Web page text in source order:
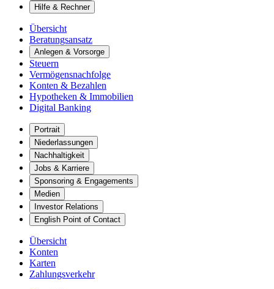
Hilfe & Rechner
Übersicht
Beratungsansatz
Anlegen & Vorsorge
Steuern
Vermögensnachfolge
Konten & Bezahlen
Hypotheken & Immobilien
Digital Banking
Portrait
Niederlassungen
Nachhaltigkeit
Jobs & Karriere
Sponsoring & Engagements
Medien
Investor Relations
English Point of Contact
Übersicht
Konten
Karten
Zahlungsverkehr